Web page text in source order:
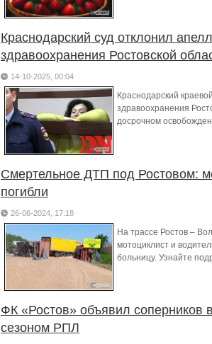
Краснодарский суд отклонил
здравоохранения Ростовской
14-10-2025, 00:04
Краснодарский
здравоохранения
досрочном
Смертельное ДТП под Ростовом:
погибли
26-06-2024, 17:18
На трассе Ростов –
мотоциклист и
больницу. Узнайте
ФК «Ростов» объявил соперников
сезоном РПЛ